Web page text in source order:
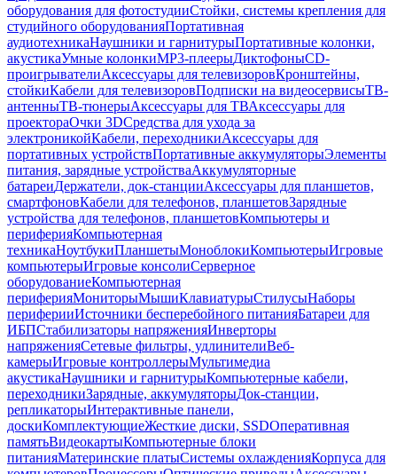
оборудования для фотостудииСтойки, системы крепления для
студийного оборудованияПортативная
аудиотехникаНаушники и гарнитурыПортативные колонки,
акустикаУмные колонкиMP3-плеерыДиктофоныCD-
проигрывателиАксессуары для телевизоровКронштейны,
стойкиКабели для телевизоровПодписки на видеосервисыТВ-
антенныТВ-тюнерыАксессуары для ТВАксессуары для
проектораОчки 3DСредства для ухода за
электроникойКабели, переходникиАксессуары для
портативных устройствПортативные аккумуляторыЭлементы
питания, зарядные устройстваАккумуляторные
батареиДержатели, док-станцииАксессуары для планшетов,
смартфоновКабели для телефонов, планшетовЗарядные
устройства для телефонов, планшетовКомпьютеры и
периферияКомпьютерная
техникаНоутбукиПланшетыМоноблокиКомпьютерыИгровые
компьютерыИгровые консолиСерверное
оборудованиеКомпьютерная
периферияМониторыМышиКлавиатурыСтилусыНаборы
периферииИсточники бесперебойного питанияБатареи для
ИБПСтабилизаторы напряженияИнверторы
напряженияСетевые фильтры, удлинителиВеб-
камерыИгровые контроллерыМультимедиа
акустикаНаушники и гарнитурыКомпьютерные кабели,
переходникиЗарядные, аккумуляторыДок-станции,
репликаторыИнтерактивные панели,
доскиКомплектующиеЖесткие диски, SSDОперативная
памятьВидеокартыКомпьютерные блоки
питанияМатеринские платыСистемы охлажденияКорпуса для